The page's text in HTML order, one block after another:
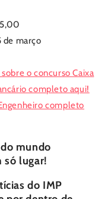
de março
o concurso Caixa
completo aqui!
completo
mundo
só lugar!
do IMP